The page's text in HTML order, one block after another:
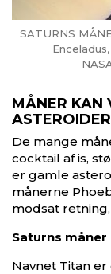
SATURNS
MÅNER KAN
ASTEROIDER
De mange
cocktail af is,
er gamle
månerne
modsat
Saturns
Navnet Titan